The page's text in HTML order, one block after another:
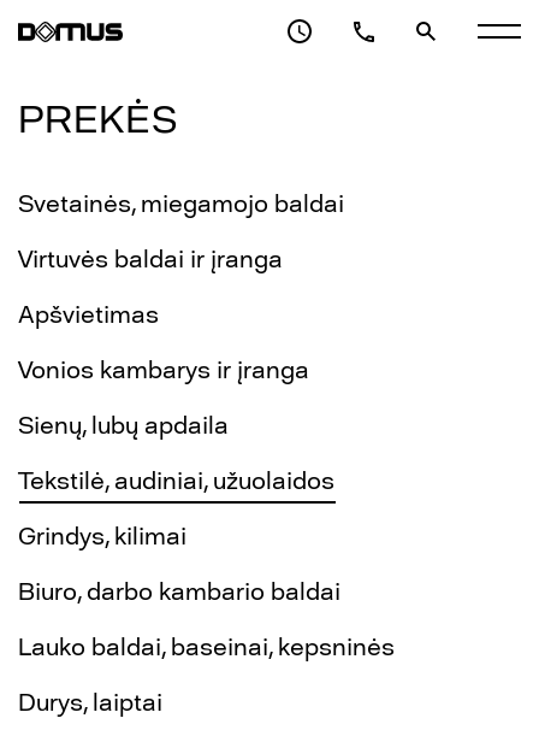
PREKĖS
Svetainės, miegamojo baldai
Virtuvės baldai ir įranga
Apšvietimas
Vonios kambarys ir įranga
Sienų, lubų apdaila
Tekstilė, audiniai, užuolaidos
Grindys, kilimai
Biuro, darbo kambario baldai
Lauko baldai, baseinai, kepsninės
Durys, laiptai